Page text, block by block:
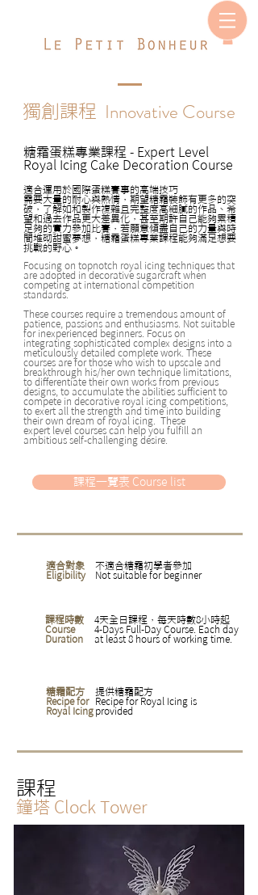
獨創課程 Innovative Course
糖霜蛋糕專業課程 - Expert Level
Royal Icing Cake Decoration Course
適合運用於國際蛋糕賽事的高端技巧
需要大量的耐心與熱情，期望糖霜裝飾有更多的突
破，了解如和製作複雜且完整度高細膩的作品、希
望和過去作品更大差異化，甚至期許自己能夠累積
足夠的實力參加比賽，若願意傾盡自己的力量與時
間堆砌甜蜜夢想，糖霜蛋糕專業課程能夠滿足想要
挑戰的野心。
Focusing on topnotch royal icing techniques that
are adopted in decorative sugarcraft when
competing at international competition
standards.
These courses require a tremendous amount of
patience, passions and enthusiasms. Not suitable
for inexperienced beginners. Focus on
integrating sophisticated complex designs into a
meticulously detailed complete work. These
courses are for those who wish to upscale and
breakthrough his/her own technique limitations,
to differentiate their own works from previous
designs, to accumulate the abilities sufficient to
compete in decorative royal icing competitions,
to exert all the strength and time into building
their own dream of royal icing. These
expert level courses can help you fulfill an
ambitious self-challenging desire.
課程一覽表 Course list
適合對象
Eligibility
不適合糖霜初學者參加
Not suitable for beginner
課程時數
Course
Duration
4天全日課程，每天時數8小時起
4-Days Full-Day Course. Each day
at least 8 hours of working time.
糖霜配方
Recipe for
Royal Icing
提供糖霜配方
Recipe for Royal Icing is
provided
課程
鐘塔 Clock Tower